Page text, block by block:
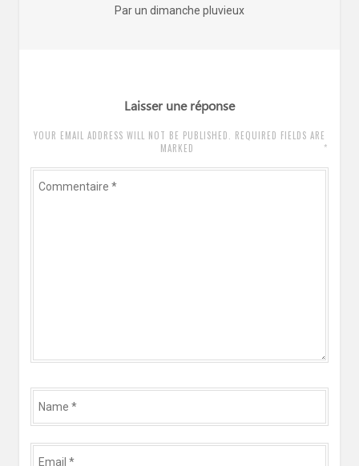
Article
Par un dimanche pluvieux
Laisser une réponse
YOUR EMAIL ADDRESS WILL NOT BE PUBLISHED. REQUIRED FIELDS ARE
MARKED
*
Commentaire
Name
*
Email